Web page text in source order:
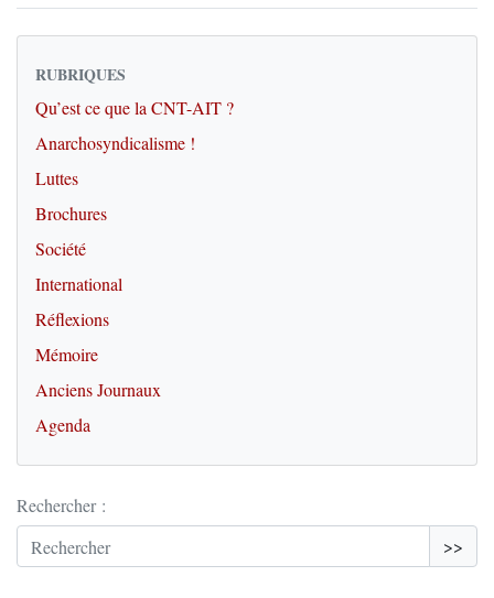
RUBRIQUES
Qu’est ce que la CNT-AIT ?
Anarchosyndicalisme !
Luttes
Brochures
Société
International
Réflexions
Mémoire
Anciens Journaux
Agenda
Rechercher :
>>